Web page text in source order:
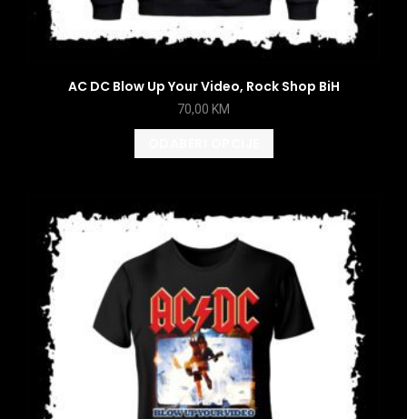
AC DC Blow Up Your Video, Rock Shop BiH
70,00 KM